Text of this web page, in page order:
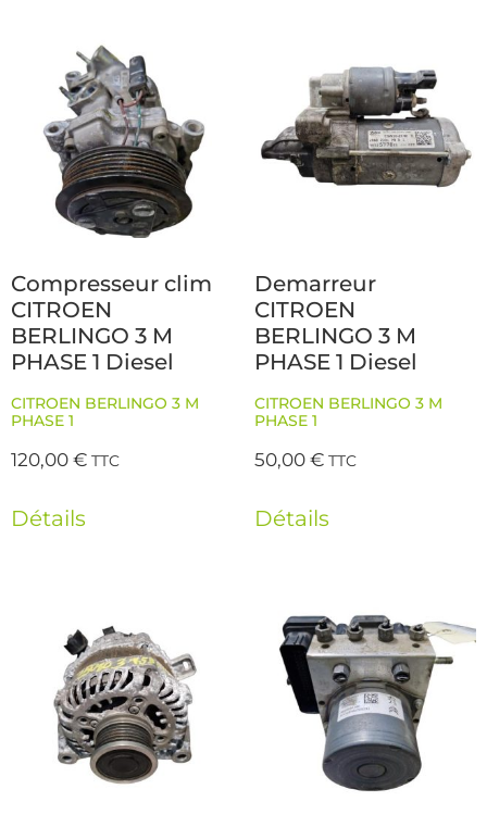
Compresseur clim
CITROEN
BERLINGO 3 M
PHASE 1 Diesel
CITROEN BERLINGO 3 M
PHASE 1
120,00€ TTC
Détails
Demarreur
CITROEN
BERLINGO 3 M
PHASE 1 Diesel
CITROEN BERLINGO 3 M
PHASE 1
50,00€ TTC
Détails